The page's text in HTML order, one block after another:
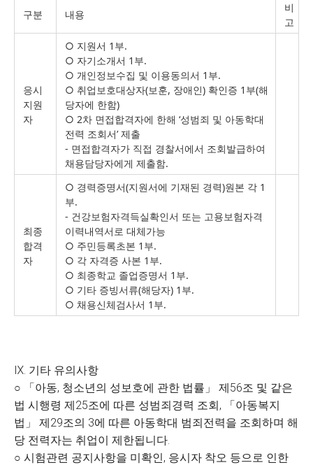
구분 내용
비
고
응시
지원
자
○ 지원서 1부.
○ 자기소개서 1부.
○ 개인정보수집 및 이용동의서 1부.
○ 취업보호대상자(보훈, 장애인) 확인증 1부(해
당자에 한함)
○ 2차 면접합격자에 한해 ‘성범죄 및 아동학대
전력 조회서’ 제출
- 면접합격자가 직접 경찰서에서 조회발급하여
채용담당자에게 제출함.
최종
합격
자
○ 경력증명서(지원서에 기재된 경력)원본 각 1
부.
- 건강보험자격득실확인서 또는 고용보험자격
이력내역서로 대체가능
○ 주민등록초본 1부.
○ 각 자격증 사본 1부.
○ 최종학교 졸업증명서 1부.
○ 기타 증빙서류(해당자) 1부.
○ 채용신체검사서 1부.
Ⅸ. 기타 유의사항
○ 「아동, 청소년의 성보호에 관한 법률」 제56조 및 같은
법 시행령 제25조에 따른 성범죄경력 조회, 「아동복지
법」 제29조의 3에 따른 아동학대 범죄전력을 조회하며 해
당 전력자는 취업이 제한됩니다.
○ 시험관련 공지사항을 미확인, 응시자 착오 등으로 인한